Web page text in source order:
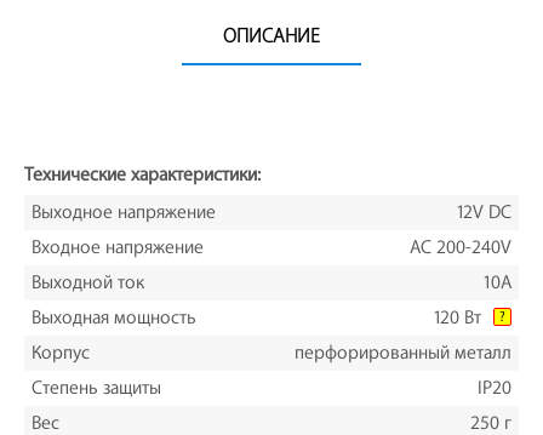
ОПИСАНИЕ
Технические характеристики:
Выходное напряжение
12V DC
Входное напряжение
AC 200-240V
Выходной ток
10A
Выходная мощность
120 Вт ?
Корпус
перфорированный металл
Степень защиты
IP20
Вес
250 г